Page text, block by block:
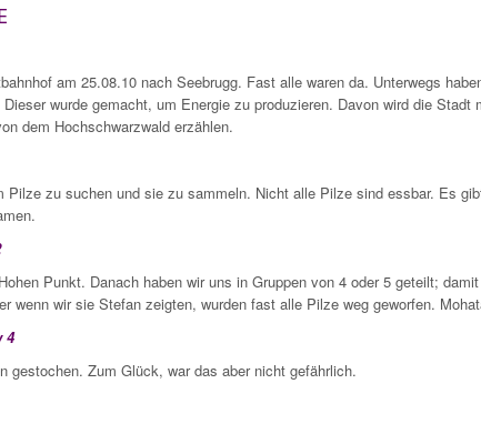
am 25.08.10 nach Seebrugg. Fast alle waren da. Unterwegs
wurde gemacht, um Energie zu produzieren. Davon wird die
dem Hochschwarzwald erzählen.
Pilze zu suchen und sie zu sammeln. Nicht alle Pilze sind essbar. Es
Punkt. Danach haben wir uns in Gruppen von 4 oder 5 geteilt;
wenn wir sie Stefan zeigten, wurden fast alle Pilze weg geworfen.
4
gestochen. Zum Glück, war das aber nicht gefährlich.